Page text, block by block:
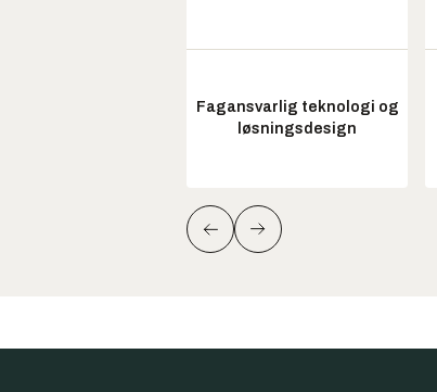
Fagansvarlig teknologi og
løsningsdesign